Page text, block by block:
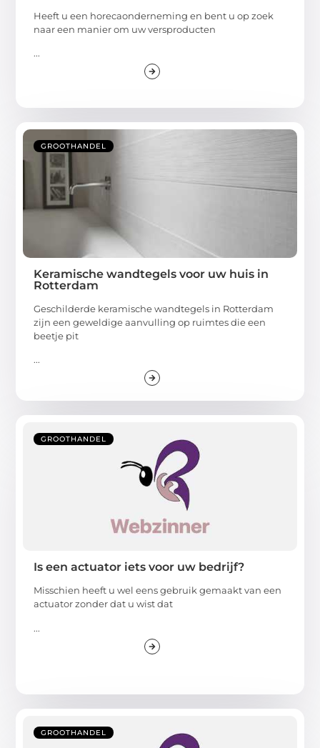
Heeft u een horecaonderneming en bent u op zoek
naar een manier om uw versproducten
...
GROOTHANDEL
Keramische wandtegels voor uw huis in
Rotterdam
Geschilderde keramische wandtegels in Rotterdam
zijn een geweldige aanvulling op ruimtes die een
beetje pit
...
GROOTHANDEL
Is een actuator iets voor uw bedrijf?
Misschien heeft u wel eens gebruik gemaakt van een
actuator zonder dat u wist dat
...
GROOTHANDEL